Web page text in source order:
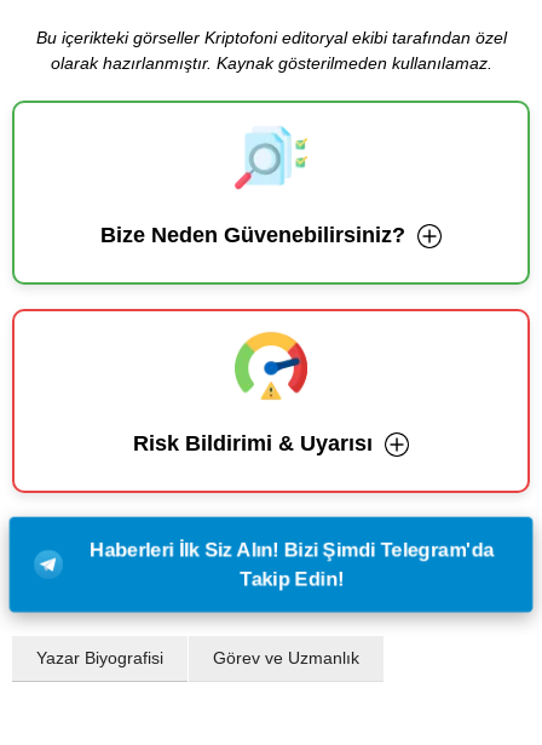
Bu içerikteki görseller Kriptofoni editoryal ekibi tarafından özel
olarak hazırlanmıştır. Kaynak gösterilmeden kullanılamaz.
Bize Neden Güvenebilirsiniz?
Risk Bildirimi & Uyarısı
Haberleri İlk Siz Alın! Bizi Şimdi Telegram'da
Takip Edin!
Yazar Biyografisi Görev ve Uzmanlık